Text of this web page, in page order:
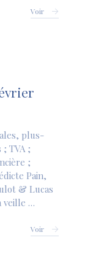
Voir
plus-
TVA ;
;
Pain,
& Lucas
veille …
Voir